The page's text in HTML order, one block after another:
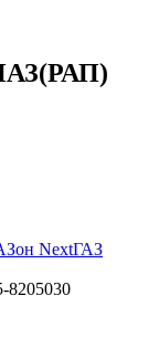
NextГАЗ
8205030